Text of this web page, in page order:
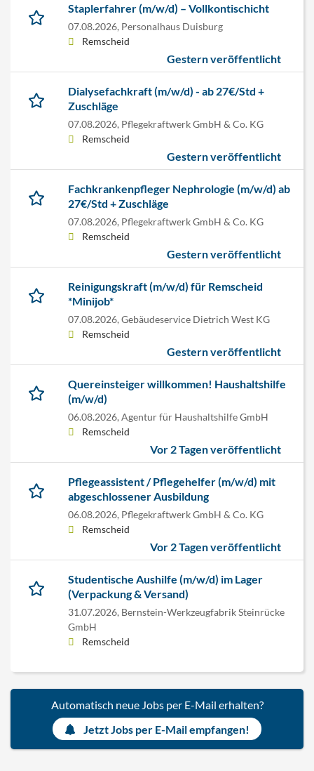
Staplerfahrer (m/w/d) – Vollkontischicht
07.08.2026, Personalhaus Duisburg
Remscheid
Gestern veröffentlicht
Dialysefachkraft (m/w/d) - ab 27€/Std +
Zuschläge
07.08.2026, Pflegekraftwerk GmbH & Co. KG
Remscheid
Gestern veröffentlicht
Fachkrankenpfleger Nephrologie (m/w/d) ab
27€/Std + Zuschläge
07.08.2026, Pflegekraftwerk GmbH & Co. KG
Remscheid
Gestern veröffentlicht
Reinigungskraft (m/w/d) für Remscheid
*Minijob*
07.08.2026, Gebäudeservice Dietrich West KG
Remscheid
Gestern veröffentlicht
Quereinsteiger willkommen! Haushaltshilfe
(m/w/d)
06.08.2026, Agentur für Haushaltshilfe GmbH
Remscheid
Vor 2 Tagen veröffentlicht
Pflegeassistent / Pflegehelfer (m/w/d) mit
abgeschlossener Ausbildung
06.08.2026, Pflegekraftwerk GmbH & Co. KG
Remscheid
Vor 2 Tagen veröffentlicht
Studentische Aushilfe (m/w/d) im Lager
(Verpackung & Versand)
31.07.2026, Bernstein-Werkzeugfabrik Steinrücke
GmbH
Remscheid
Automatisch neue Jobs per E-Mail erhalten?
Jetzt Jobs per E-Mail empfangen!